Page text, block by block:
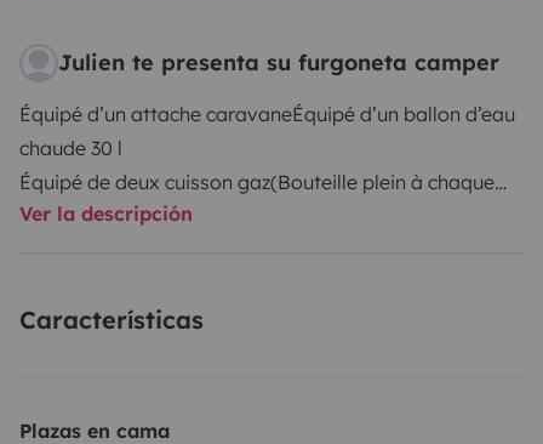
Julien te presenta su furgoneta camper
Équipé d’un attache caravaneÉquipé d’un ballon d’eau
chaude 30 l
Équipé de deux cuisson gaz(Bouteille plein à chaque
location)
Toute la vaisselle pour quatre personnes
Ver la descripción
Características
Plazas en cama